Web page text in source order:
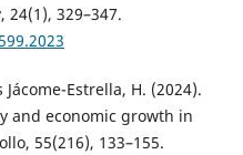
24(1), 329–347.
Estrella, H. (2024).
and economic growth in
55(216), 133–155.